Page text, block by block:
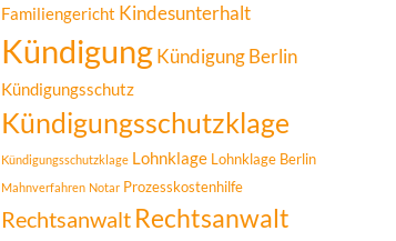
Familiengericht Kindesunterhalt
KündigungKündigung Berlin
Kündigungsschutz
Kündigungsschutzklage
Kündigungsschutzklage Lohnklage Lohnklage Berlin
Mahnverfahren Notar Prozesskostenhilfe
Rechtsanwalt Rechtsanwalt